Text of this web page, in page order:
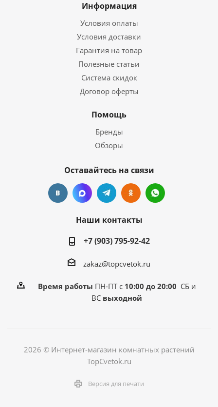
Информация
Условия оплаты
Условия доставки
Гарантия на товар
Полезные статьи
Система скидок
Договор оферты
Помощь
Бренды
Обзоры
Оставайтесь на связи
Наши контакты
+7 (903) 795-92-42
zakaz@topcvetok.ru
Время работы ПН-ПТ с 10:00 до 20:00 СБ и
ВС выходной
2026 © Интернет-магазин комнатных растений
TopCvetok.ru
Версия для печати